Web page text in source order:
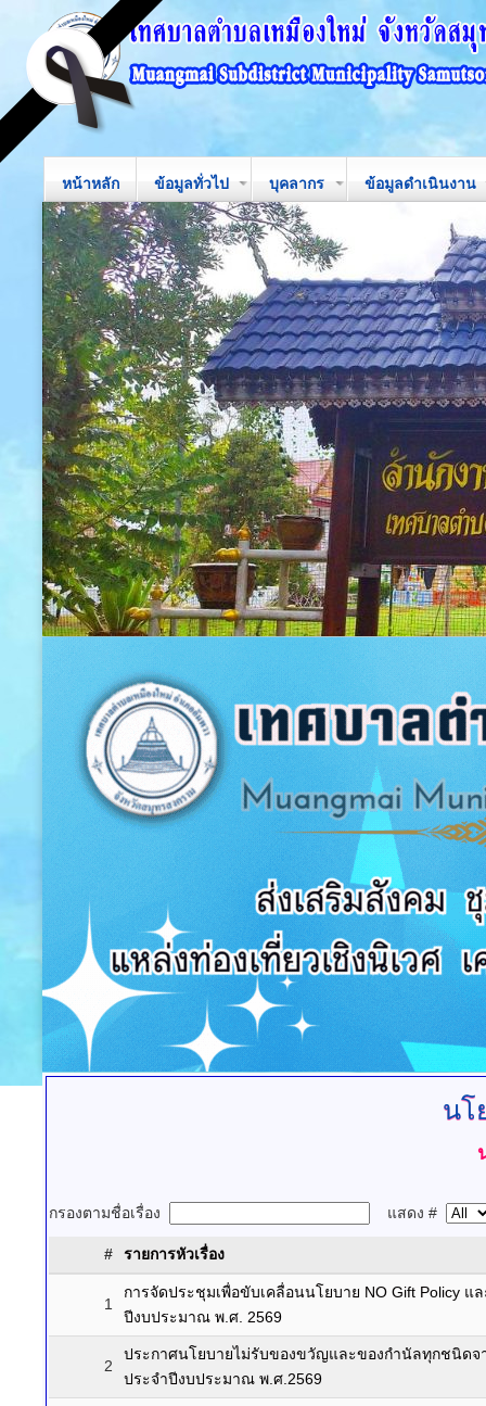
หน้าหลัก ข้อมูลทั่วไป บุคลากร ข้อมูลดำเนินงาน
นโ
กรองตามชื่อเรื่อง แสดง #
# รายการหัวเรื่อง
1
การจัดประชุมเพื่อขับเคลื่อนนโยบาย NO Gift Policy
ปีงบประมาณ พ.ศ. 2569
2
ประกาศนโยบายไม่รับของขวัญและของกำนัลทุกชนิดจ
ประจำปีงบประมาณ พ.ศ.2569